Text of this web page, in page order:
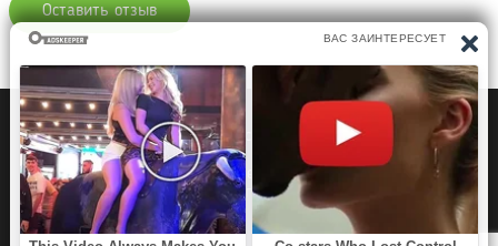
Оставить отзыв
Политика конфиденциальности
Правообладателям
Рефераты Дипломы Курсовые работы
Читать книги
Аудиокниги
Раскраски для детей
Загадки, Игры Головоломки